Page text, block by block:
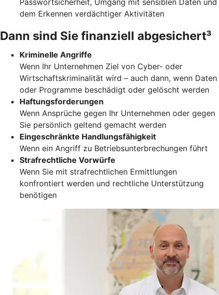
dem Erkennen verdächtiger Aktivitäten
Dann sind Sie finanziell abgesichert³
Kriminelle Angriffe
Wenn Ihr Unternehmen Ziel von Cyber- oder
Wirtschaftskriminalität wird – auch dann, wenn Daten
oder Programme beschädigt oder gelöscht werden
Haftungsforderungen
Wenn Ansprüche gegen Ihr Unternehmen oder gegen
Sie persönlich geltend gemacht werden
Eingeschränkte Handlungsfähigkeit
Wenn ein Angriff zu Betriebsunterbrechungen führt
Strafrechtliche Vorwürfe
Wenn Sie mit strafrechtlichen Ermittlungen
konfrontiert werden und rechtliche Unterstützung
benötigen